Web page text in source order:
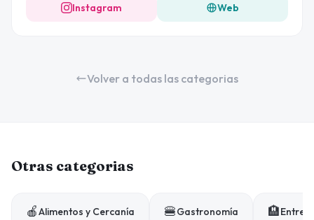
Instagram Web
Volver a todas las categorias
Otras categorias
🍎Alimentos y Cercanía 🍔Gastronomía 🏨